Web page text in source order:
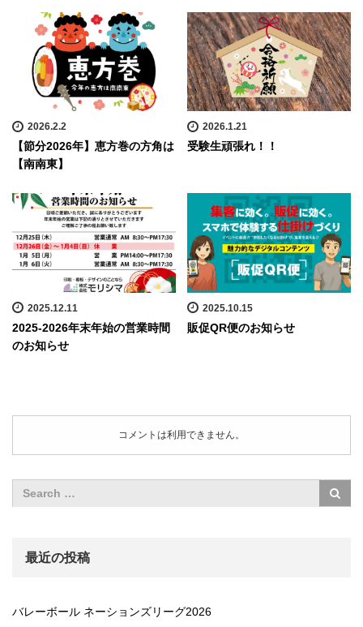
2026.2.2
【節分2026年】恵方巻の方角は
【南南東】
2026.1.21
受験生頑張れ！！
2025.12.11
2025-2026年末年始の営業時間
のお知らせ
2025.10.15
販促QR便のお知らせ
コメントは利用できません。
最近の投稿
バレーボール ネーションズリーグ2026